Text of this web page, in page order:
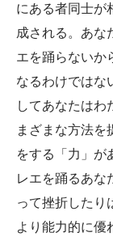
にある者同士が
成される。あな
エを踊らないか
なるわけではな
してあなたはわ
まざまな方法を
をする「力」が
レエを踊るあな
って挫折したり
より能力的に優